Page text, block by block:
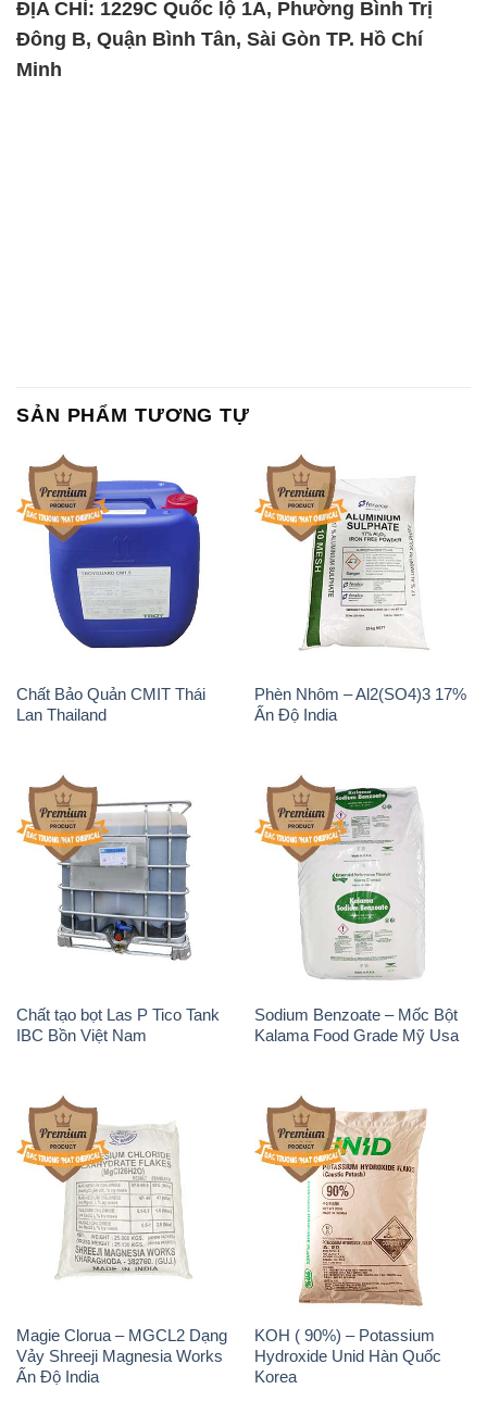
ĐỊA CHỈ: 1229C Quốc lộ 1A, Phường Bình Trị
Đông B, Quận Bình Tân, Sài Gòn TP. Hồ Chí
Minh
SẢN PHẨM TƯƠNG TỰ
Chất Bảo Quản CMIT Thái
Lan Thailand
Phèn Nhôm – Al2(SO4)3 17%
Ấn Độ India
Chất tạo bọt Las P Tico Tank
IBC Bồn Việt Nam
Sodium Benzoate – Mốc Bột
Kalama Food Grade Mỹ Usa
Magie Clorua – MGCL2 Dạng
Vảy Shreeji Magnesia Works
Ấn Độ India
KOH ( 90%) – Potassium
Hydroxide Unid Hàn Quốc
Korea